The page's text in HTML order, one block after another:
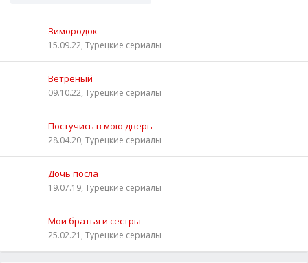
Зимородок
15.09.22, Турецкие сериалы
Ветреный
09.10.22, Турецкие сериалы
Постучись в мою дверь
28.04.20, Турецкие сериалы
Дочь посла
19.07.19, Турецкие сериалы
Мои братья и сестры
25.02.21, Турецкие сериалы